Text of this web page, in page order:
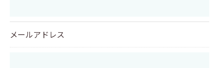
これらの委託先に対しては個人情報保護契約等の措
置をとり、適切な監督を行います。
メールアドレス